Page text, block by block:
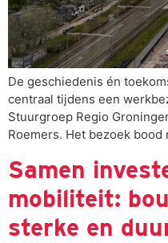
De geschiedenis én
centraal tijdens een
Stuurgroep Regio
Roemers. Het bezoek
Samen
mobiliteit:
sterke en